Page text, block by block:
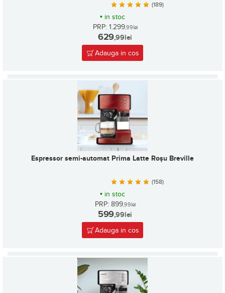
(189)
• in stoc
PRP: 1.299,99lei
629,99lei
Adauga in cos
Espressor semi-automat Prima Latte Roșu Breville
(158)
• in stoc
PRP: 899,99lei
599,99lei
Adauga in cos